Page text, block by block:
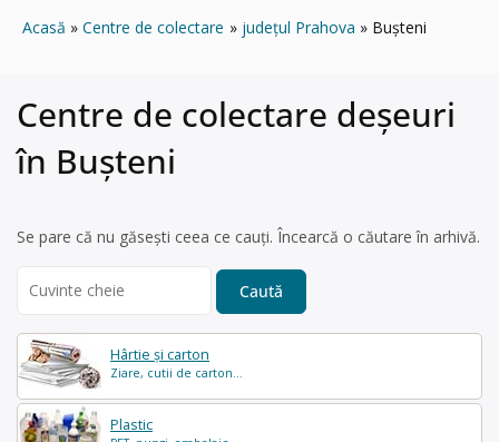
Acasă Centre de colectare județul Prahova Buşteni
Hârtie și carton
Ziare, cutii de carton...
Plastic
Centre de colectare deșeuri
în Buşteni
Se pare că nu găsești ceea ce cauți. Încearcă o căutare în arhivă.
for: